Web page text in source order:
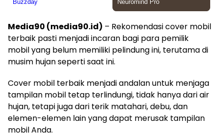
Media90 (media90.id) – Rekomendasi cover mobil
terbaik pasti menjadi incaran bagi para pemilik
mobil yang belum memiliki pelindung ini, terutama di
musim hujan seperti saat ini.
Cover mobil terbaik menjadi andalan untuk menjaga
tampilan mobil tetap terlindungi, tidak hanya dari air
hujan, tetapi juga dari terik matahari, debu, dan
elemen-elemen lain yang dapat merusak tampilan
mobil Anda.